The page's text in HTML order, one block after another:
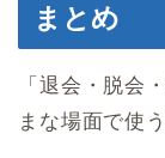
まとめ
「退会・脱会
まな場面で使